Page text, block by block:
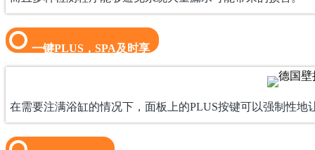
一键PLUS，SPA及时享
在需要注满浴缸的情况下，面板上的PLUS按键可以强制性